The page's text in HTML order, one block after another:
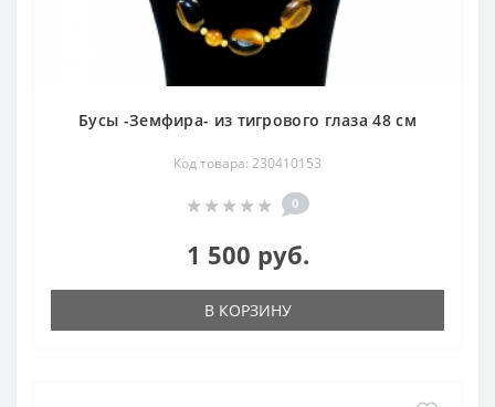
Бусы -Земфира- из тигрового глаза 48 см
Код товара: 230410153
0
1 500 руб.
В КОРЗИНУ